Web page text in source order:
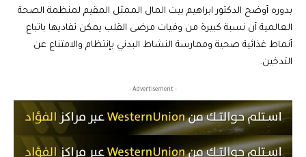
بدوره أوضح الدكتور ابراهيم بيت المال الممثل المقيم لمنظمة الصحة
العالمية أن نسبة كبيرة من وفيات مرضى القلب يمكن تفاديها باتباع
أنماط غذائية صحية وممارسة النشاط البدني بإنتظام والامتناع عن
التدخين.
- Advertisement -